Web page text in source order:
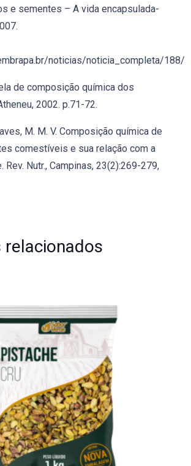
e sementes – A vida encapsulada-
noticias/noticia_completa/188/
de composição química dos
2002. p.71-72.
M. M. V. Composição química de
comestíveis e sua relação com a
Rev. Nutr., Campinas, 23(2):269-279,
relacionados